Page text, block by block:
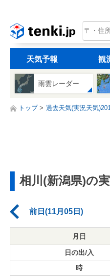
tenki.jp
天気予報 観
雨雲レーダー
トップ 過去天気(実況天気
相川(新潟県)の
前日(11月05日)
月日
日の出/入
時